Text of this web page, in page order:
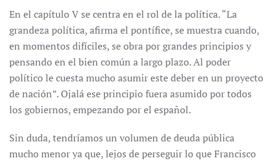
En el capítulo V se centra en el rol de la política. “La
grandeza política, afirma el pontífice, se muestra cuando,
en momentos difíciles, se obra por grandes principios y
pensando en el bien común a largo plazo. Al poder
político le cuesta mucho asumir este deber en un proyecto
de nación”. Ojalá ese principio fuera asumido por todos
los gobiernos, empezando por el español.
Sin duda, tendríamos un volumen de deuda pública
mucho menor ya que, lejos de perseguir lo que Francisco